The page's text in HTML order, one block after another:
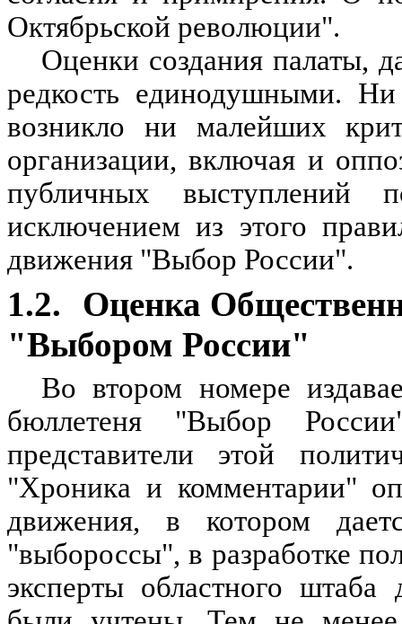
Октябрьской революции".
Оценки создания палаты,
редкость единодушными.
возникло ни малейших
организации, включая и
публичных выступлений
исключением из этого
движения "Выбор России".
1.2.
Оценка
"Выбором России"
Во втором номере
бюллетеня "Выбор
представители этой
"Хроника и комментарии"
движения, в котором
"выбороссы", в разработке
эксперты областного